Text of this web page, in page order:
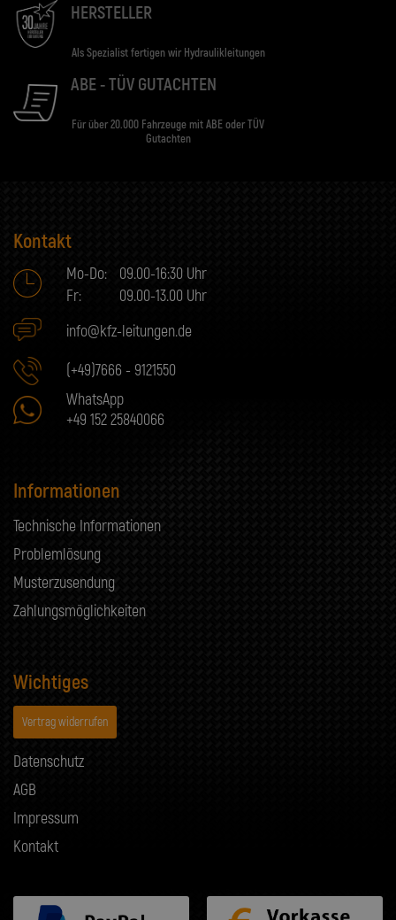
HERSTELLER
Als Spezialist fertigen wir Hydraulikleitungen
ABE - TÜV GUTACHTEN
Für über 20.000 Fahrzeuge mit ABE oder TÜV
Gutachten
Kontakt
Mo-Do:
09.00-16:30 Uhr
Fr:
09.00-13.00 Uhr
info@kfz-leitungen.de
(+49)7666 - 9121550
WhatsApp
+49 152 25840066
Informationen
Technische Informationen
Problemlösung
Musterzusendung
Zahlungsmöglichkeiten
Wichtiges
Vertrag widerrufen
Datenschutz
AGB
Impressum
Kontakt